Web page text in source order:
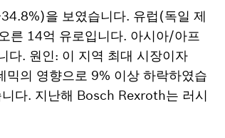
을 보였습니다. 유럽(독일 제
른 14억 유로입니다. 아시아/아프
다. 원인: 이 지역 최대 시장이자
의 영향으로 9% 이상 하락하였습
다. 지난해 Bosch Rexroth는 러시